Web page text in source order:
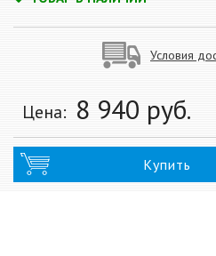
Условия
Цена: 8 940 руб.
Купить